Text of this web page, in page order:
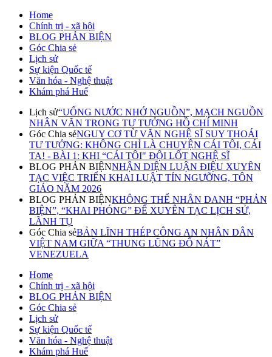
Home
Chính trị - xã hội
BLOG PHẢN BIỆN
Góc Chia sẻ
Lịch sử
Sự kiện Quốc tế
Văn hóa - Nghệ thuật
Khám phá Huế
Lịch sử“UỐNG NƯỚC NHỚ NGUỒN”, MẠCH NGUỒN
NHÂN VĂN TRONG TƯ TƯỞNG HỒ CHÍ MINH
Góc Chia sẻNGUY CƠ TỪ VĂN NGHỆ SĨ SUY THOÁI
TƯ TƯỞNG: KHÔNG CHỈ LÀ CHUYỆN CÁI TÔI, CÁI
TA! - BÀI 1: KHI “CÁI TÔI" ĐỘI LỐT NGHỆ SĨ
BLOG PHẢN BIỆNNHẬN DIỆN LUẬN ĐIỆU XUYÊN
TẠC VIỆC TRIỂN KHAI LUẬT TÍN NGƯỠNG, TÔN
GIÁO NĂM 2026
BLOG PHẢN BIỆNKHÔNG THỂ NHÂN DANH “PHẢN
BIỆN”, “KHAI PHÓNG” ĐỂ XUYÊN TẠC LỊCH SỬ,
LÃNH TỤ
Góc Chia sẻBẢN LĨNH THÉP CÔNG AN NHÂN DÂN
VIỆT NAM GIỮA “THUNG LŨNG ĐỔ NÁT”
VENEZUELA
Home
Chính trị - xã hội
BLOG PHẢN BIỆN
Góc Chia sẻ
Lịch sử
Sự kiện Quốc tế
Văn hóa - Nghệ thuật
Khám phá Huế